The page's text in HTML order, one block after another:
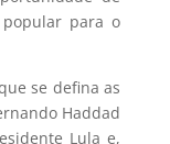
para o
se defina as
Haddad
Lula e,